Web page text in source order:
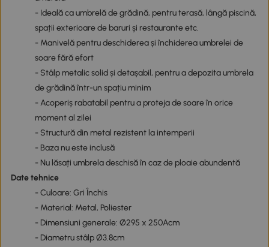
- Ideală ca umbrelă de grădină, pentru terasă, lângă piscină,
spații exterioare de baruri și restaurante etc.
- Manivelă pentru deschiderea și închiderea umbrelei de
soare fără efort
- Stâlp metalic solid și detașabil, pentru a depozita umbrela
de grădină într-un spațiu minim
- Acoperiș rabatabil pentru a proteja de soare în orice
moment al zilei
- Structură din metal rezistent la intemperii
- Baza nu este inclusă
- Nu lăsați umbrela deschisă în caz de ploaie abundentă
Date tehnice
- Culoare: Gri Închis
- Material: Metal, Poliester
- Dimensiuni generale: Ø295 x 250Acm
- Diametru stâlp Ø3.8cm